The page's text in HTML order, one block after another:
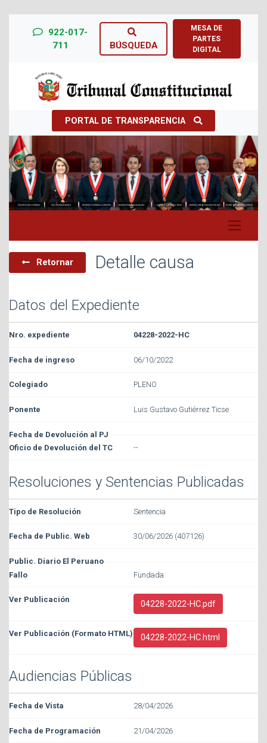
922-017-
711
BÚSQUEDA
MESA DE
PARTES
DIGITAL
PORTAL DE TRANSPARENCIA
Previous Next
Retornar Detalle causa
Datos del Expediente
04228-2022-HC
06/10/2022
PLENO
Luis Gustavo Gutiérrez Ticse
--
Resoluciones y Sentencias Publicadas
Sentencia
30/06/2026 (407126)
Fundada
04228-2022-HC.pdf
04228-2022-HC.html
Audiencias Públicas
28/04/2026
21/04/2026